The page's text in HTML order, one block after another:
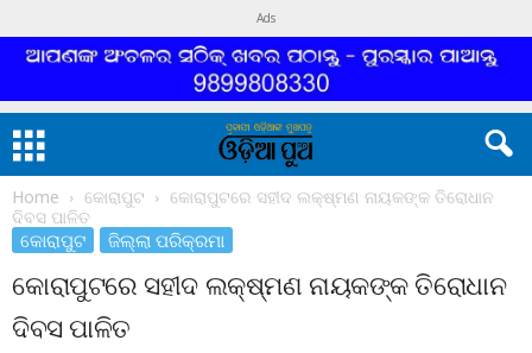
Ads
Home କୋରାପୁଟ
କୋରାପୁଟରେ ସହୀଦ ଲକ୍ଷ୍ମଣ ନାୟକଙ୍କ ତିରୋଧାନ
ଦିବସ ପାଳିତ
କୋରାପୁଟ ଜିଲ୍ଲା ପରିକ୍ରମା
କୋରାପୁଟରେ ସହୀଦ ଲକ୍ଷ୍ମଣ ନାୟକଙ୍କ ତିରୋଧାନ
ଦିବସ ପାଳିତ